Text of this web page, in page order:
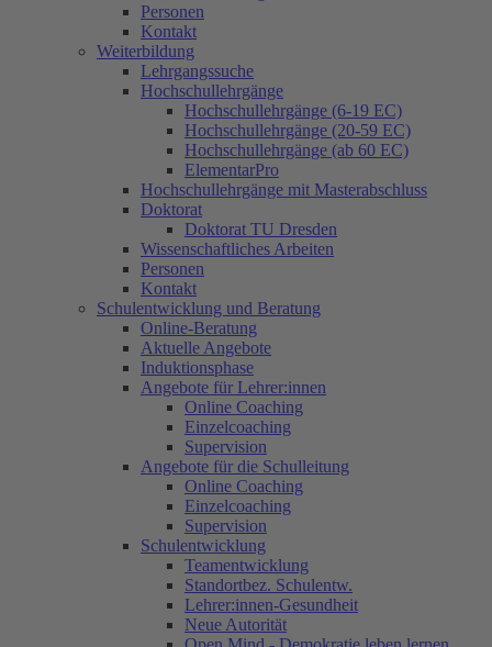
Personen
Kontakt
Weiterbildung
Lehrgangssuche
Hochschullehrgänge
Hochschullehrgänge (6-19 EC)
Hochschullehrgänge (20-59 EC)
Hochschullehrgänge (ab 60 EC)
ElementarPro
Hochschullehrgänge mit Masterabschluss
Doktorat
Doktorat TU Dresden
Wissenschaftliches Arbeiten
Personen
Kontakt
Schulentwicklung und Beratung
Online-Beratung
Aktuelle Angebote
Induktionsphase
Angebote für Lehrer:innen
Online Coaching
Einzelcoaching
Supervision
Angebote für die Schulleitung
Online Coaching
Einzelcoaching
Supervision
Schulentwicklung
Teamentwicklung
Standortbez. Schulentw.
Lehrer:innen-Gesundheit
Neue Autorität